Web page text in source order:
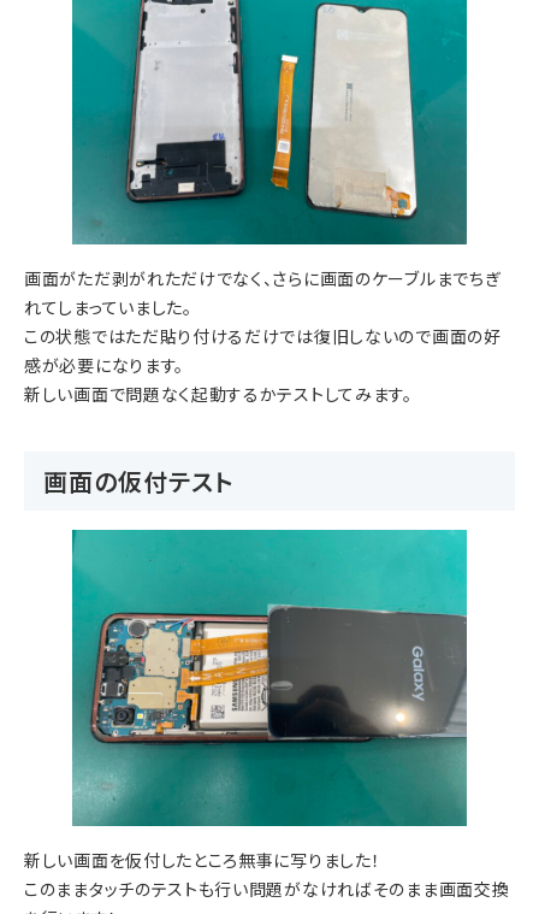
画面がただ剥がれただけでなく、さらに画面のケーブルまでちぎ
れてしまっていました。
この状態ではただ貼り付けるだけでは復旧しないので画面の好
感が必要になります。
新しい画面で問題なく起動するかテストしてみます。
画面の仮付テスト
新しい画面を仮付したところ無事に写りました！
このままタッチのテストも行い問題がなければそのまま画面交換